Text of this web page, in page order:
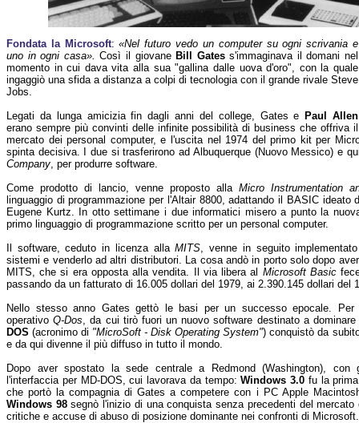
Fondata la Microsoft:«Nel futuro vedo un computer su ogni scrivania e
uno in ogni casa». Così il giovane Bill Gatess'immaginava il domani nel
momento in cui dava vita alla sua "gallina dalle uova d'oro", con la quale
ingaggiò una sfida a distanza a colpi di tecnologia con il grande rivale Steve
Jobs.
Legati da lunga amicizia fin dagli anni del college, Gates e Paul Allen
erano sempre più convinti delle infinite possibilità di business che offriva il
mercato dei personal computer, e l'uscita nel 1974 del primo kit per
spinta decisiva. I due si trasferirono ad Albuquerque (Nuovo Messico) e
Company, per produrre software.
Come prodotto di lancio, venne proposto alla Micro Instrumentation
linguaggio di programmazione per l'Altair 8800, adattando il BASIC ideato
Eugene Kurtz. In otto settimane i due informatici misero a punto la
primo linguaggio di programmazione scritto per un personal computer.
Il software, ceduto in licenza allaMITS, venne in seguito
sistemi e venderlo ad altri distributori. La cosa andò in porto solo dopo
MITS, che si era opposta alla vendita. Il via libera al Microsoft Basic
passando da un fatturato di 16.005 dollari del 1979, ai 2.390.145 dollari del
Nello stesso anno Gates gettò le basi per un successo epocale.
operativoQ-Dos, da cui tirò fuori un nuovo software destinato a
DOS (acronimo di "MicroSoft - Disk Operating System") conquistò da
e da qui divenne il più diffuso in tutto il mondo.
Dopo aver spostato la sede centrale a Redmond (Washington), con
l'interfaccia per MD-DOS, cui lavorava da tempo:Windows 3.0 fu la
che portò la compagnia di Gates a competere con i PC Apple
Windows 98segnò l'inizio di una conquista senza precedenti del
critiche e accuse di abuso di posizione dominante nei confronti di Microsoft.